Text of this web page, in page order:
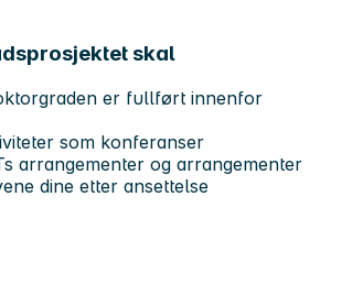
skal
er fullført innenfor
som konferanser
arrangementer og arrangementer
dine etter ansettelse